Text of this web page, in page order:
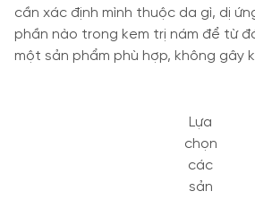
cần xác định mình thuộc da gì, dị
phần nào trong kem trị nám để từ
một sản phẩm phù hợp, không gây
Lựa
chọn
các
sản